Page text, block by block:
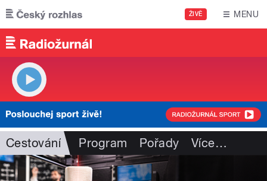
Přejít k hlavnímu obsahu
ŽIVĚ MENU
Cestování Program Pořady Více…